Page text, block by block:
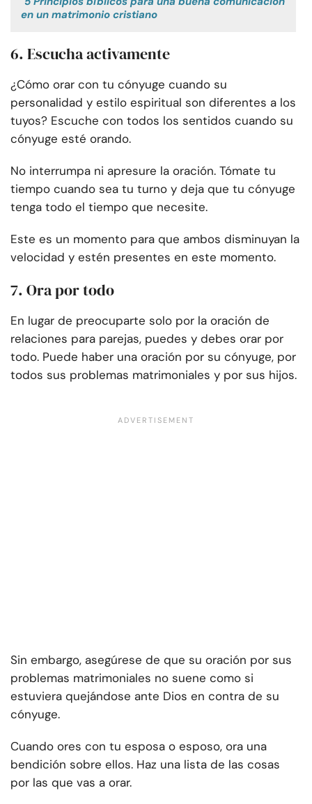
en un matrimonio cristiano
6. Escucha activamente
¿Cómo orar con tu cónyuge cuando su
personalidad y estilo espiritual son diferentes a los
tuyos? Escuche con todos los sentidos cuando su
cónyuge esté orando.
No interrumpa ni apresure la oración. Tómate tu
tiempo cuando sea tu turno y deja que tu cónyuge
tenga todo el tiempo que necesite.
Este es un momento para que ambos disminuyan la
velocidad y estén presentes en este momento.
7. Ora por todo
En lugar de preocuparte solo por la oración de
relaciones para parejas, puedes y debes orar por
todo. Puede haber una oración por su cónyuge, por
todos sus problemas matrimoniales y por sus hijos.
Sin embargo, asegúrese de que su oración por sus
problemas matrimoniales no suene como si
estuviera quejándose ante Dios en contra de su
cónyuge.
Cuando ores con tu esposa o esposo, ora una
bendición sobre ellos. Haz una lista de las cosas
por las que vas a orar.